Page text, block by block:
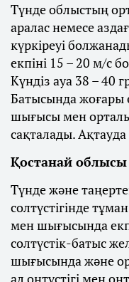
Түнде облыстың
аралас немесе
күркіреуі
екпіні 15 – 20 м/с
Күндіз ауа 38 – 40
Батысында жоғары
шығысы мен
сақталады.
Қостанай облысы
Түнде және
солтүстігінде
мен шығысында
солтүстік-батыс
шығысында және
ал оңтүстігі мен